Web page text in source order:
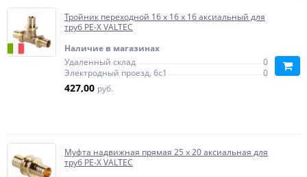
Тройник переходной 16 x 16 x 16 аксиальный для
труб PE-X VALTEC
Наличие в магазинах
Удаленный склад
0
Электродный проезд, 6с1
0
427,00 руб.
Муфта надвижная прямая 25 x 20 аксиальная для
труб PE-X VALTEC